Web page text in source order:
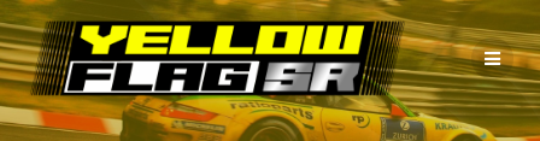
Saltar
al
contenido